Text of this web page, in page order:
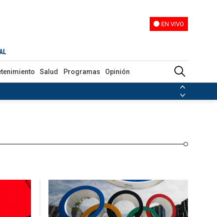
EN VIVO
Salud Programas Opinión
Venezuela Nicolás Maduro
de las FARC